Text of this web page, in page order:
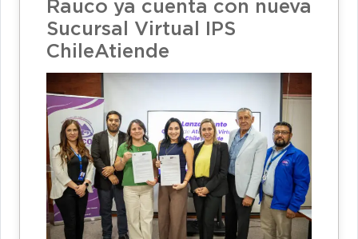
Rauco ya cuenta con nueva
Sucursal Virtual IPS
ChileAtiende